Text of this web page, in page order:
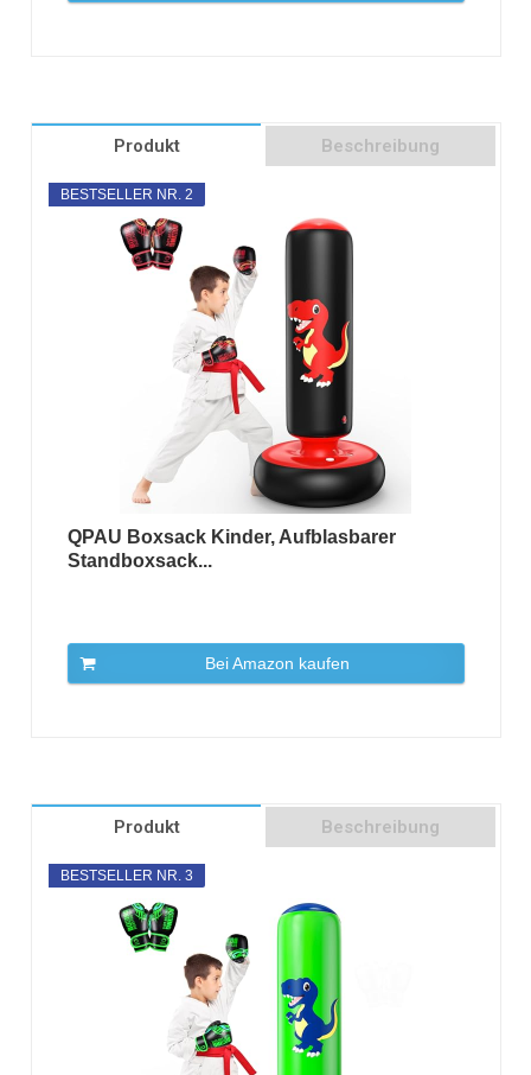
Produkt Beschreibung
BESTSELLER NR. 2
QPAU Boxsack Kinder, Aufblasbarer
Standboxsack...
Bei Amazon kaufen
Produkt Beschreibung
BESTSELLER NR. 3